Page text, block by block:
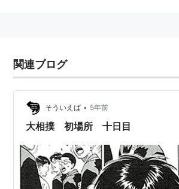
関連ブログ
そういえば • 5年前
大相撲 初場所 十日目